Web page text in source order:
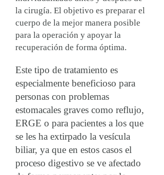
la cirugía. El objetivo es preparar el
cuerpo de la mejor manera posible
para la operación y apoyar la
recuperación de forma óptima.
Este tipo de tratamiento es
especialmente beneficioso para
personas con problemas
estomacales graves como reflujo,
ERGE o para pacientes a los que
se les ha extirpado la vesícula
biliar, ya que en estos casos el
proceso digestivo se ve afectado